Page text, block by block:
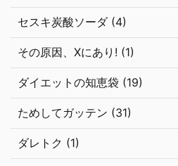
セスキ炭酸ソーダ (4)
その原因、Xにあり! (1)
ダイエットの知恵袋 (19)
ためしてガッテン (31)
ダレトク (1)